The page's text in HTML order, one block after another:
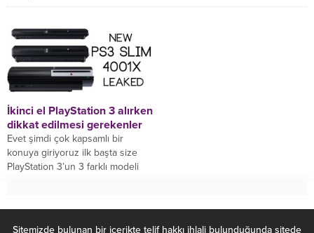
İkinci el PlayStation 3 alırken
dikkat edilmesi gerekenler
Evet şimdi çok kapsamlı bir
konuya giriyoruz ilk başta size
PlayStation 3’un 3 farklı modeli
Sitemizde bulunan bir içerikte telif hakkı ihlali bulunduğunda sitede